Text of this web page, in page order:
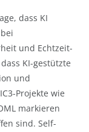
dass KI
und Echtzeit-
KI-gestützte
und
Projekte wie
markieren
sind. Self-